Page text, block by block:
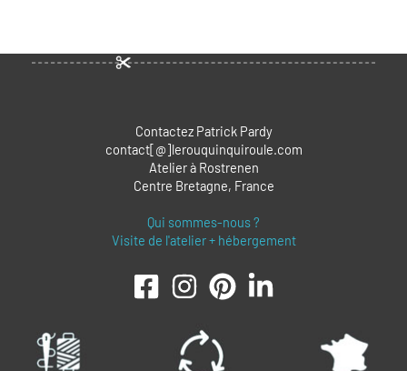
Contactez Patrick Pardy
contact[@]lerouquinquiroule.com
Atelier à Rostrenen
Centre Bretagne, France
Qui sommes-nous ?
Visite de l'atelier + hébergement